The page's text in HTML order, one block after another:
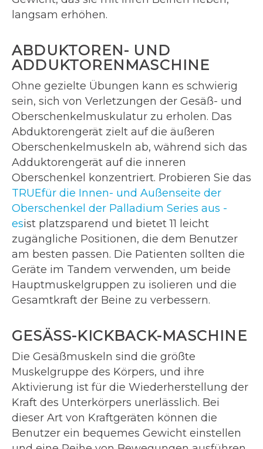
langsam erhöhen.
ABDUKTOREN- UND
ADDUKTORENMASCHINE
Ohne gezielte Übungen kann es schwierig
sein, sich von Verletzungen der Gesäß- und
Oberschenkelmuskulatur zu erholen. Das
Abduktorengerät zielt auf die äußeren
Oberschenkelmuskeln ab, während sich das
Adduktorengerät auf die inneren
Oberschenkel konzentriert. Probieren Sie das
TRUEfür die Innen- und Außenseite der
Oberschenkel der Palladium Series aus -
esist platzsparend und bietet 11 leicht
zugängliche Positionen, die dem Benutzer
am besten passen. Die Patienten sollten die
Geräte im Tandem verwenden, um beide
Hauptmuskelgruppen zu isolieren und die
Gesamtkraft der Beine zu verbessern.
GESÄSS-KICKBACK-MASCHINE
Die Gesäßmuskeln sind die größte
Muskelgruppe des Körpers, und ihre
Aktivierung ist für die Wiederherstellung der
Kraft des Unterkörpers unerlässlich. Bei
dieser Art von Kraftgeräten können die
Benutzer ein bequemes Gewicht einstellen